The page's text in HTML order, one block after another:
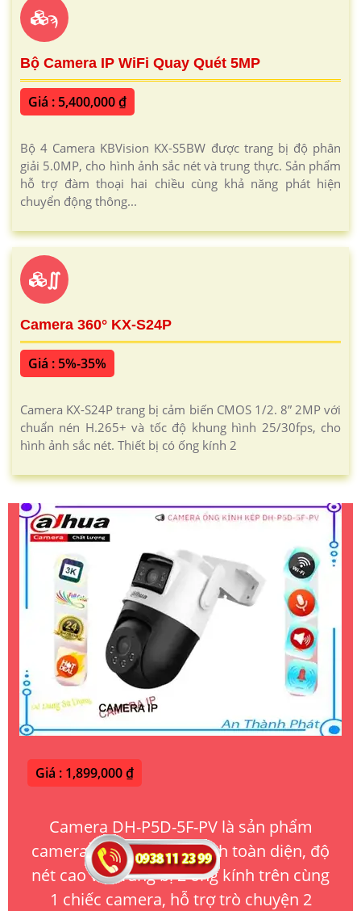
ϡ
Bộ Camera IP WiFi Quay Quét 5MP
Giá : 5,400,000 ₫
Bộ 4 Camera KBVision KX-S5BW được trang bị độ phân
giải 5.0MP, cho hình ảnh sắc nét và trung thực. Sản phẩm
hỗ trợ đàm thoại hai chiều cùng khả năng phát hiện
chuyển động thông...
∬
Camera 360° KX-S24P
Giá : 5%-35%
Camera KX-S24P trang bị cảm biến CMOS 1/2. 8” 2MP với
chuẩn nén H.265+ và tốc độ khung hình 25/30fps, cho
hình ảnh sắc nét. Thiết bị có ống kính 2
Giá : 1,899,000 ₫
Camera DH-P5D-5F-PV là sản phẩm
camera cung cấp hình ảnh toàn diện, độ
nét cao với trang bị 2 ống kính trên cùng
1 chiếc camera, hỗ trợ trò chuyện 2